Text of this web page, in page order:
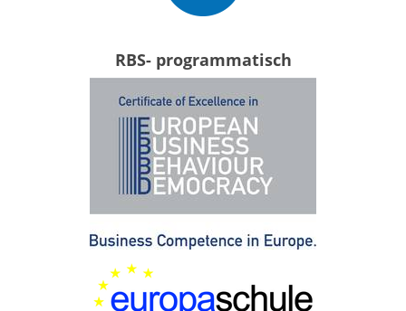
RBS- programmatisch